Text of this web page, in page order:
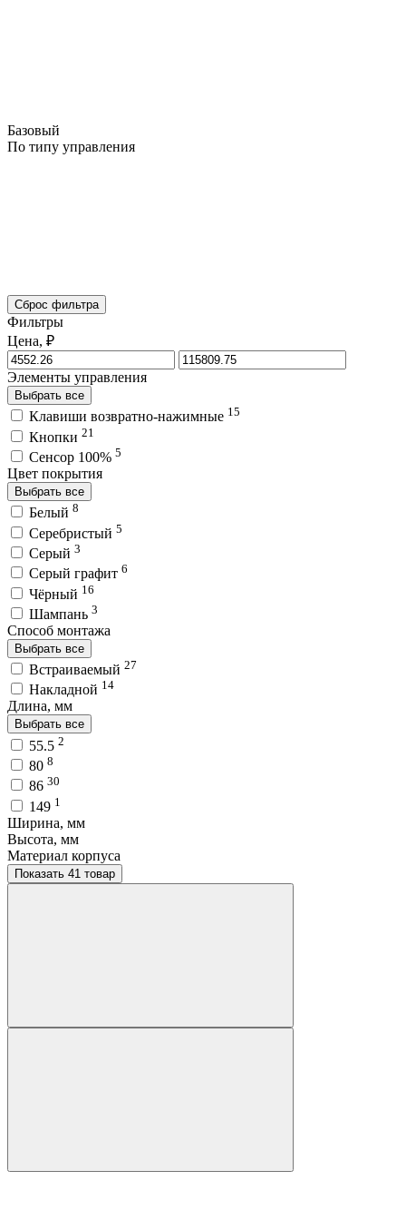
Базовый
По типу управления
Сброс фильтра
Фильтры
Цена, ₽
Элементы управления
Выбрать все
Клавиши возвратно-нажимные 15
Кнопки 21
Сенсор 100% 5
Цвет покрытия
Выбрать все
Белый 8
Серебристый 5
Серый 3
Серый графит 6
Чёрный 16
Шампань 3
Способ монтажа
Выбрать все
Встраиваемый 27
Накладной 14
Длина, мм
Выбрать все
55.5 2
80 8
86 30
149 1
Ширина, мм
Высота, мм
Материал корпуса
Показать 41 товар